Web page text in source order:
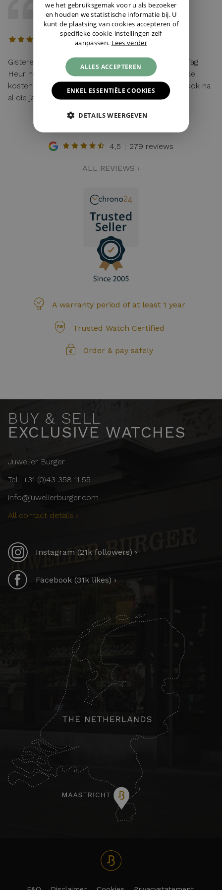
DAVE
12 / 04 / 2026, Maastricht, Nederland
Gisteren mijn lege batterij van mijn hier gekochte Tag
Heur horloge laten vervangen. Toen ik vroeg wat de
kosten waren: "service van de zaak!". Top service ook na
al die jaren!
4,5 279 reviews
ALL REVIEWS ›
A warranty period of at least 1 year
Trusted Watch Certified
Order & pay safely
BUY & SELL
EXCLUSIVE WATCHES
Juwelier Burger
Tel.: +31 (0)43 358 11 55
info@juwelierburger.com
All contact details ›
Instagram (21k followers) ›
Facebook (31k likes) ›
we het gebruiksgemak voor u als bezoeker
en houden we statistische informatie bij. U
kunt de plaatsing van cookies accepteren of
specifieke cookie-instellingen zelf
aanpassen. Lees verder
ALLES ACCEPTEREN
ENKEL ESSENTIËLE COOKIES
DETAILS WEERGEVEN